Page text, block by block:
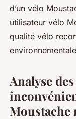
d’un vélo
utilisateur vélo
qualité vélo
Analyse
Moustache